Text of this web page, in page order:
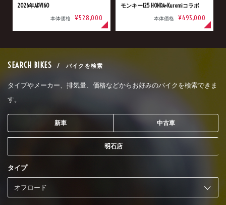
2026年ADV160
本体価格 ¥528,000
モンキー125 HONDA×Kuromiコラボ
本体価格 ¥493,000
SEARCH BIKES / バイクを検索
タイプやメーカー、排気量、価格などからお好みのバイクを検索できま
す。
新車 中古車
明石店
タイプ